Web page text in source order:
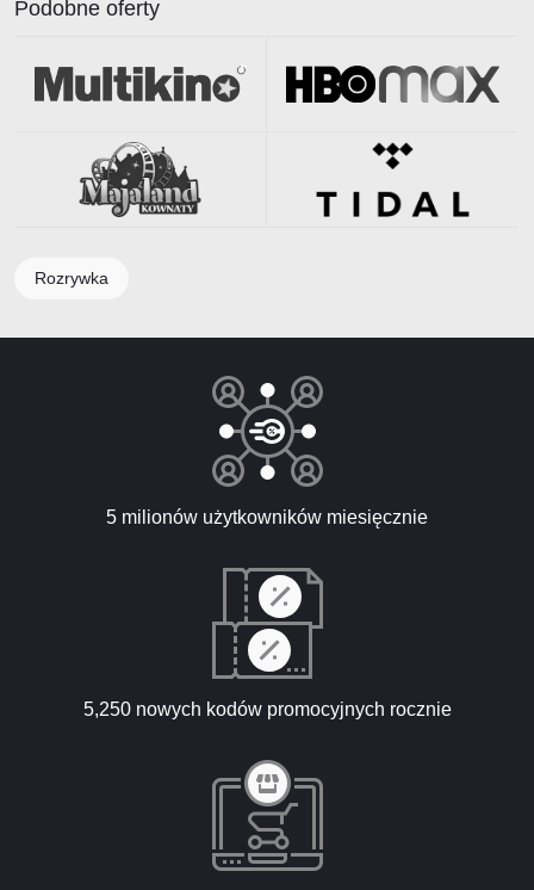
Podobne oferty
Rozrywka
5 milionów użytkowników miesięcznie
5,250 nowych kodów promocyjnych rocznie